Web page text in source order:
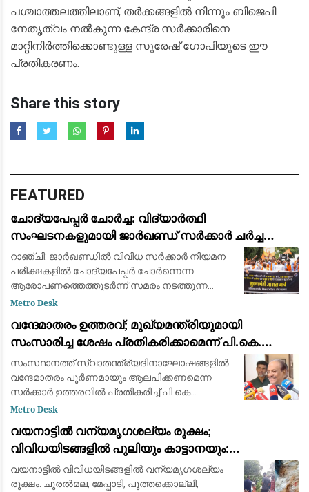
പശ്ചാത്തലത്തിലാണ്, തർക്കങ്ങളിൽ നിന്നും ബിജെപി
നേതൃത്വം നൽകുന്ന കേന്ദ്ര സർക്കാരിനെ
മാറ്റിനിർത്തിക്കൊണ്ടുള്ള സുരേഷ് ഗോപിയുടെ ഈ
പ്രതികരണം.
Share this story
FEATURED
ചോദ്യപേപ്പർ ചോർച്ച: വിദ്യാർത്ഥി
സംഘടനകളുമായി ജാർഖണ്ഡ് സർക്കാർ ചർച്ച
നടത്തി; സമരം തുടരുമെന്ന് ഉദ്യോഗാർത്ഥികൾ
റാഞ്ചി: ജാർഖണ്ഡിൽ വിവിധ സർക്കാർ നിയമന
പരീക്ഷകളിൽ ചോദ്യപേപ്പർ ചോർന്നെന്ന
ആരോപണത്തെത്തുടർന്ന് സമരം നടത്തുന്ന
വിദ്യാർത്ഥി പ്രതിനിധികളുമായി സംസ്ഥാന
അഞ്ചംഗ സർക്കാർ
Metro Desk
വന്ദേമാതരം ഉത്തരവ്; മുഖ്യമന്ത്രിയുമായി
സംസാരിച്ച ശേഷം പ്രതികരിക്കാമെന്ന് പി.കെ.
കുഞ്ഞാലിക്കുട്ടി: നിലപാടിൽ മാറ്റമില്ല
സംസ്ഥാനത്ത് സ്വാതന്ത്ര്യദിനാഘോഷങ്ങളിൽ
വന്ദേമാതരം പൂർണമായും ആലപിക്കണമെന്ന
സർക്കാർ ഉത്തരവിൽ പ്രതികരിച്ച് പി കെ
കുഞ്ഞാലിക്കുട്ടി. സർക്കാർ നിലപാടിൽ
പൂർണ്ണമായും ച
Metro Desk
വയനാട്ടിൽ വന്യമൃഗശല്യം രൂക്ഷം;
വിവിധയിടങ്ങളിൽ പുലിയും കാട്ടാനയും:
ആശങ്കയിൽ ജനങ്ങൾ
വയനാട്ടിൽ വിവിധയിടങ്ങളിൽ വന്യമൃഗശല്യം
രൂക്ഷം. ചൂരൽമല, മേപ്പാടി, പൂത്തക്കൊല്ലി,